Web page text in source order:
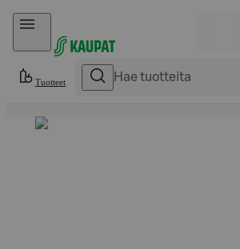
Hyppää sisältöön
Tuotteet